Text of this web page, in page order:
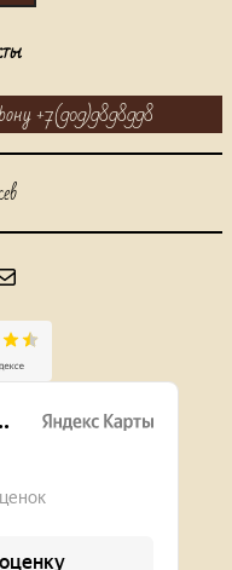
+7(909)9898998
t.me/alabaidog